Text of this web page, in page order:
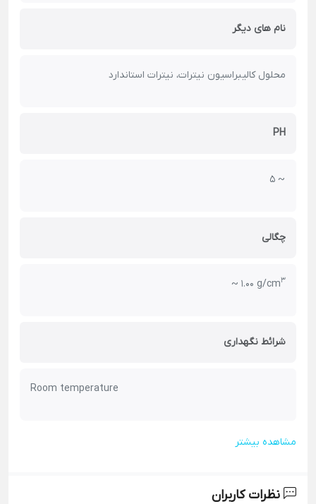
نام های دیگر
محلول کالیبراسیون نیترات، نیترات استاندارد
PH
~ 5
چگالی
~ 1.00 g/cm3
شرائط نگهداری
Room temperature
مشاهده بیشتر
نظرات کاربران